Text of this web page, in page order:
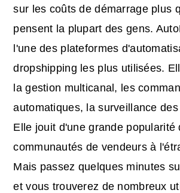
sur les coûts de démarrage plus
pensent la plupart des gens.
l'une des plateformes
dropshipping les plus utilisées.
la gestion multicanal, les
automatiques, la surveillance
Elle jouit d'une grande popularité
communautés de vendeurs à
Mais passez quelques minutes
et vous trouverez de nombreux